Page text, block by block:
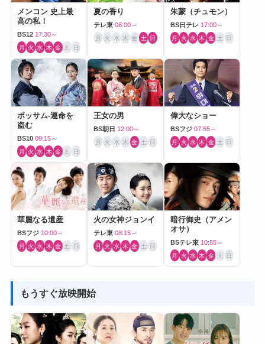
メンコン 史上最
高の私！
BS12 17:30～
月 火 水 木 金 土 日
夏の香り
テレ東 06:00～
月 火 水 木 金 土 日
朱蒙（チュモン）
BS日テレ 17:00～
月 火 水 木 金 土 日
ポッサム-運命を
盗む
BS10 09:15～
月 火 水 木 金 土 日
王女の男
BS朝日 12:00～
月 火 水 木 金 土 日
偉大なショー
BSフジ 07:55～
月 火 水 木 金 土 日
華麗なる遺産
BSフジ 10:00～
月 火 水 木 金 土 日
火の女神ジョンイ
テレ東 08:15～
月 火 水 木 金 土 日
暗行御史（アメン
オサ）
BSテレ東 10:55～
月 火 水 木 金 土 日
もうすぐ放映開始